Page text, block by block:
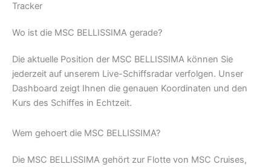
Tracker
Wo ist die MSC BELLISSIMA gerade?
Die aktuelle Position der MSC BELLISSIMA können Sie
jederzeit auf unserem Live-Schiffsradar verfolgen. Unser
Dashboard zeigt Ihnen die genauen Koordinaten und den
Kurs des Schiffes in Echtzeit.
Wem gehoert die MSC BELLISSIMA?
Die MSC BELLISSIMA gehört zur Flotte von MSC Cruises,